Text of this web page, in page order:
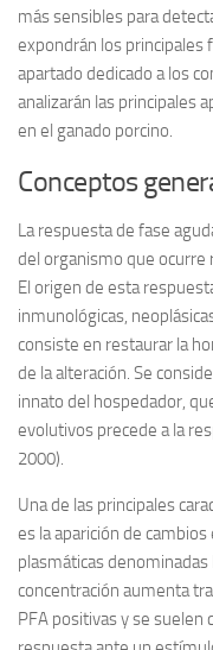
más sensibles para
expondrán los principales
apartado dedicado a los
analizarán las principales
en el ganado porcino.
Conceptos
La respuesta de fase
del organismo que ocurre
El origen de esta
inmunológicas,
consiste en restaurar la
de la alteración. Se
innato del hospedador,
evolutivos precede a la
2000).
Una de las principales
es la aparición de
plasmáticas denominadas
concentración aumenta
PFA positivas y se suelen